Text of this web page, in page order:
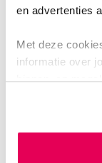
en advertenties
Met deze
informatie over
binnen, en
website en
kunnen we zo
van jouw
BLOG
NIEUWS
Meer weten